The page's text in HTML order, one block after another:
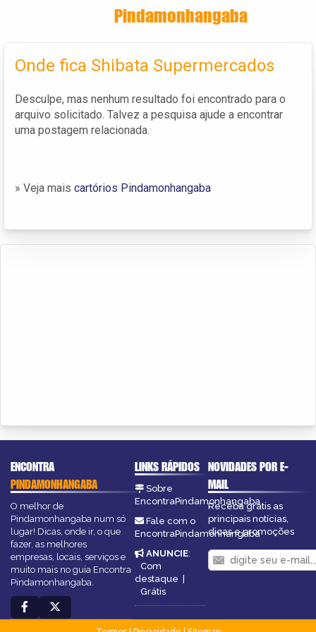
Pindamonhangaba
Cadastrar empresa
Criar conta
Onde fica Shibata Supermercados
Desculpe, mas nenhum resultado foi encontrado para o
arquivo solicitado. Talvez a pesquisa ajude a encontrar
uma postagem relacionada.
» Veja mais cartórios Pindamonhangaba
ENCONTRA
PINDAMONHANGABA
O melhor de
Pindamonhangaba num só
lugar! Dicas, onde ir, o que
fazer, as melhores
empresas, locais, serviços e
muito mais no guia Encontra
Pindamonhangaba.
LINKS RÁPIDOS
Sobre
EncontraPindamonhangaba
Fale com o
EncontraPindamonhangaba
ANUNCIE:
Com
destaque |
Grátis
NOVIDADES POR E-
MAIL
Receba grátis as
principais notícias,
dicas e promoções